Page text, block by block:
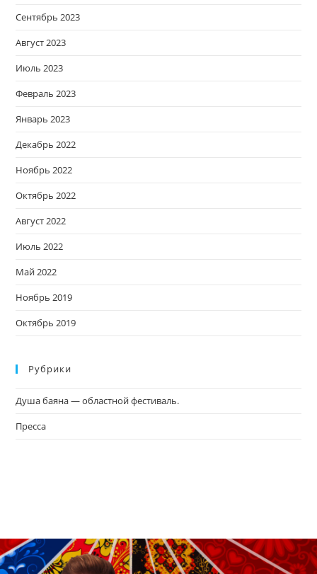
Сентябрь 2023
Август 2023
Июль 2023
Февраль 2023
Январь 2023
Декабрь 2022
Ноябрь 2022
Октябрь 2022
Август 2022
Июль 2022
Май 2022
Ноябрь 2019
Октябрь 2019
Рубрики
Душа баяна — областной фестиваль.
Пресса